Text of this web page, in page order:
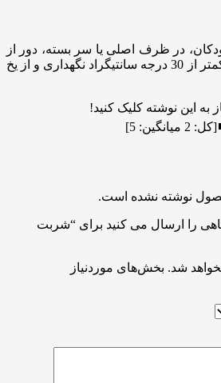
در ظرف اصلی یا سر بسته، دور از
نور و رطوبت و در دمای کمتر از 30 درجه سانتیگراد نگهداری و از یخ
به این نوشته کلیک کنید!
[کل: 2 میانگین:5
]
نوشته نشده است.
را ارسال می کنید برای “شربت
شد. بخش‌های موردنیاز